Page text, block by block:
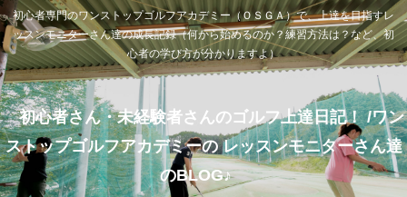
初心者専門のワンストップゴルフアカデミー（ＯＳＧＡ）で、上達を目指すレ
ッスンモニターさん達の成長記録（何から始めるのか？練習方法は？など、初
心者の学び方が分かりますよ）
初心者さん・未経験者さんのゴルフ上達日記！ /ワン
ストップゴルフアカデミーの レッスンモニターさん達
のBLOG♪